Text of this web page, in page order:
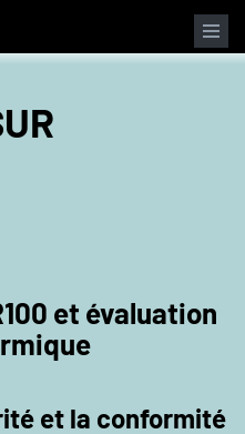
et évaluation
et la conformité